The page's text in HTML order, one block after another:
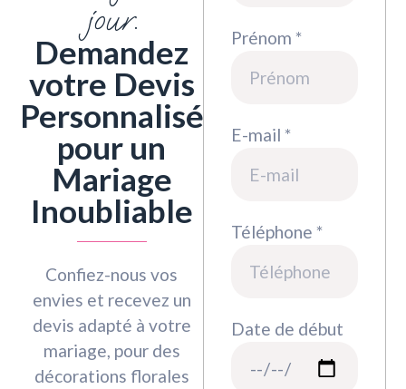
jour.
Demandez
votre Devis
Personnalisé
pour un
Mariage
Inoubliable
Confiez-nous vos
envies et recevez un
devis adapté à votre
mariage, pour des
décorations florales
Prénom *
E-mail *
Téléphone *
Date de début